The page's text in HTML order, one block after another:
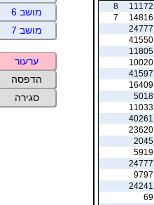
11172
8
14816
7
24777
41550
11805
10020
41597
16409
5018
11033
40261
23620
2045
5919
24777
9797
24241
69
מושב 6
מושב 7
ערעור
הדפסה
סגירה